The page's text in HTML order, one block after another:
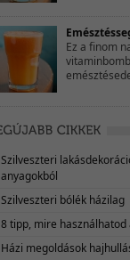
Ez a finom
Szilveszteri
anyagokból
Szilveszteri bólék házilag
8 tipp, mire
Házi megoldások